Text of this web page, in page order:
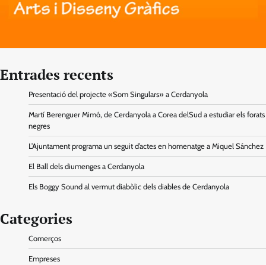
Entrades recents
Presentació del projecte «Som Singulars» a Cerdanyola
Martí Berenguer Mimó, de Cerdanyola a Corea delSud a estudiar els forats
negres
L’Ajuntament programa un seguit d’actes en homenatge a Miquel Sánchez
El Ball dels diumenges a Cerdanyola
Els Boggy Sound al vermut diabòlic dels diables de Cerdanyola
Categories
Comerços
Empreses